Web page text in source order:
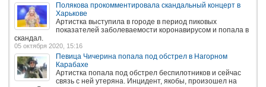
Полякова прокомментировала скандальный концерт в
Харькове
Артистка выступила в городе в период пиковых
показателей заболеваемости коронавирусом и попала в
скандал.
05 октября 2020, 15:16
Певица Чичерина попала под обстрел в Нагорном
Карабахе
Артистка попала под обстрел беспилотников и сейчас
связь с ней утеряна. Инцидент, якобы, произошел на